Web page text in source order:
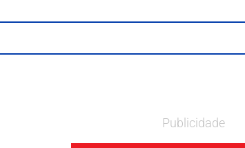
Publicidade